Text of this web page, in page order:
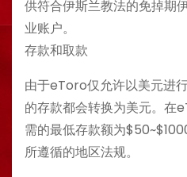
供符合伊斯兰教法的免掉期
业账户。
存款和取款
由于eToro仅允许以美元进
的存款都会转换为美元。在
需的最低存款额为
所遵循的地区法规。